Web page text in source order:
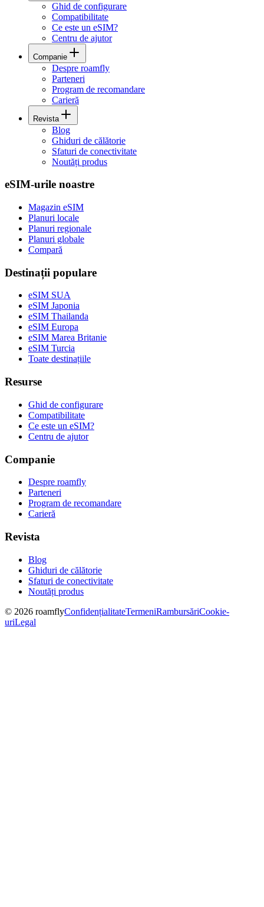
Ghid de configurare
Compatibilitate
Ce este un eSIM?
Centru de ajutor
Companie
Despre roamfly
Parteneri
Program de recomandare
Carieră
Revista
Blog
Ghiduri de călătorie
Sfaturi de conectivitate
Noutăți produs
eSIM-urile noastre
Magazin eSIM
Planuri locale
Planuri regionale
Planuri globale
Compară
Destinații populare
eSIM SUA
eSIM Japonia
eSIM Thailanda
eSIM Europa
eSIM Marea Britanie
eSIM Turcia
Toate destinațiile
Resurse
Ghid de configurare
Compatibilitate
Ce este un eSIM?
Centru de ajutor
Companie
Despre roamfly
Parteneri
Program de recomandare
Carieră
Revista
Blog
Ghiduri de călătorie
Sfaturi de conectivitate
Noutăți produs
© 2026 roamflyConfidențialitateTermeniRambursăriCookie-
uriLegal